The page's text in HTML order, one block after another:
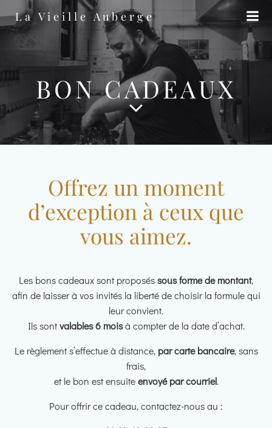
au
contenu
La Vieille Auberge
BON CADEAUX
Offrez un moment
d’exception à ceux que
vous aimez.
Les bons cadeaux sont proposéssous forme de montant,
afin de laisser à vos invités la liberté de choisir la formule qui
leur convient.
Ils sontvalables 6 moisà compter de la date d’achat.
Le règlement s’effectue à distance, par carte bancaire, sans
frais,
et le bon est ensuiteenvoyé par courriel.
Pour offrir ce cadeau, contactez-nous au :